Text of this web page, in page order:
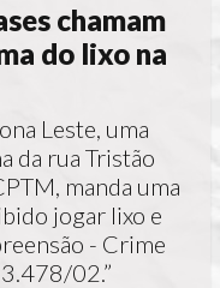
chamam
do lixo na
Leste, uma
da rua Tristão
manda uma
jogar lixo e
- Crime
02.”